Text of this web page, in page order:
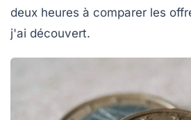
deux heures à comparer les
j'ai découvert.